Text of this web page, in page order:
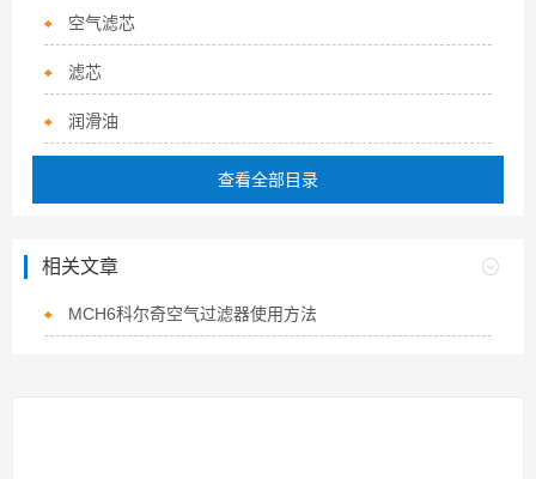
空气滤芯
滤芯
润滑油
查看全部目录
相关文章
MCH6科尔奇空气过滤器使用方法